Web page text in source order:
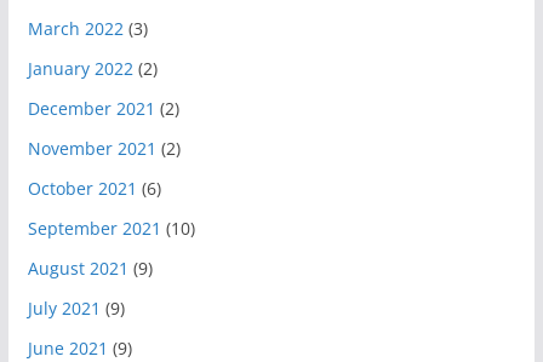
March 2022(3)
January 2022(2)
December 2021 (2)
November 2021 (2)
October 2021 (6)
September 2021 (10)
August 2021 (9)
July 2021 (9)
June 2021 (9)